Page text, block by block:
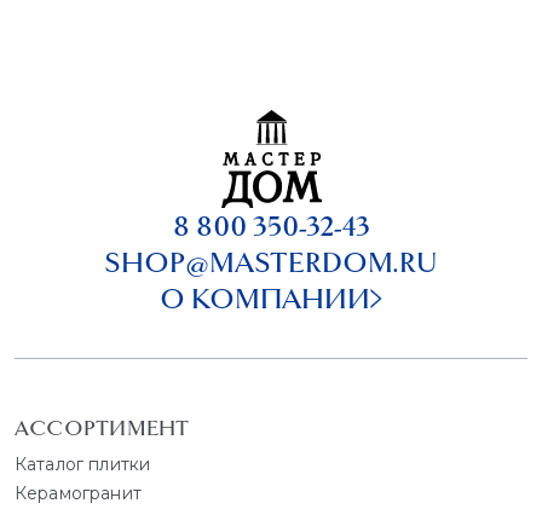
8 800 350-32-43
SHOP@MASTERDOM.RU
О КОМПАНИИ
АССОРТИМЕНТ
Каталог плитки
Керамогранит